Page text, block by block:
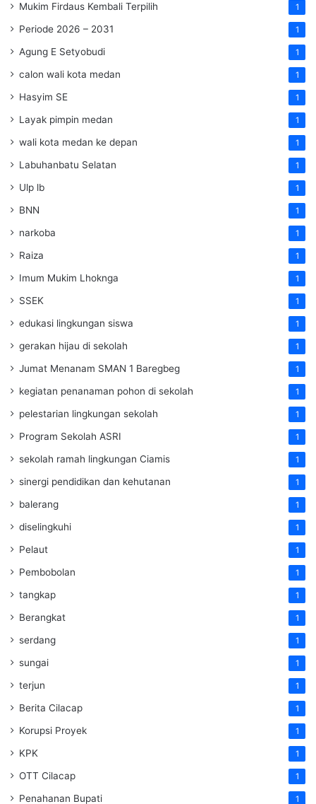
Mukim Firdaus Kembali Terpilih 1
Periode 2026 – 2031 1
Agung E Setyobudi 1
calon wali kota medan 1
Hasyim SE 1
Layak pimpin medan 1
wali kota medan ke depan 1
Labuhanbatu Selatan 1
Ulp lb 1
BNN 1
narkoba 1
Raiza 1
Imum Mukim Lhoknga 1
SSEK 1
edukasi lingkungan siswa 1
gerakan hijau di sekolah 1
Jumat Menanam SMAN 1 Baregbeg 1
kegiatan penanaman pohon di sekolah 1
pelestarian lingkungan sekolah 1
Program Sekolah ASRI 1
sekolah ramah lingkungan Ciamis 1
sinergi pendidikan dan kehutanan 1
balerang 1
diselingkuhi 1
Pelaut 1
Pembobolan 1
tangkap 1
Berangkat 1
serdang 1
sungai 1
terjun 1
Berita Cilacap 1
Korupsi Proyek 1
KPK 1
OTT Cilacap 1
Penahanan Bupati 1